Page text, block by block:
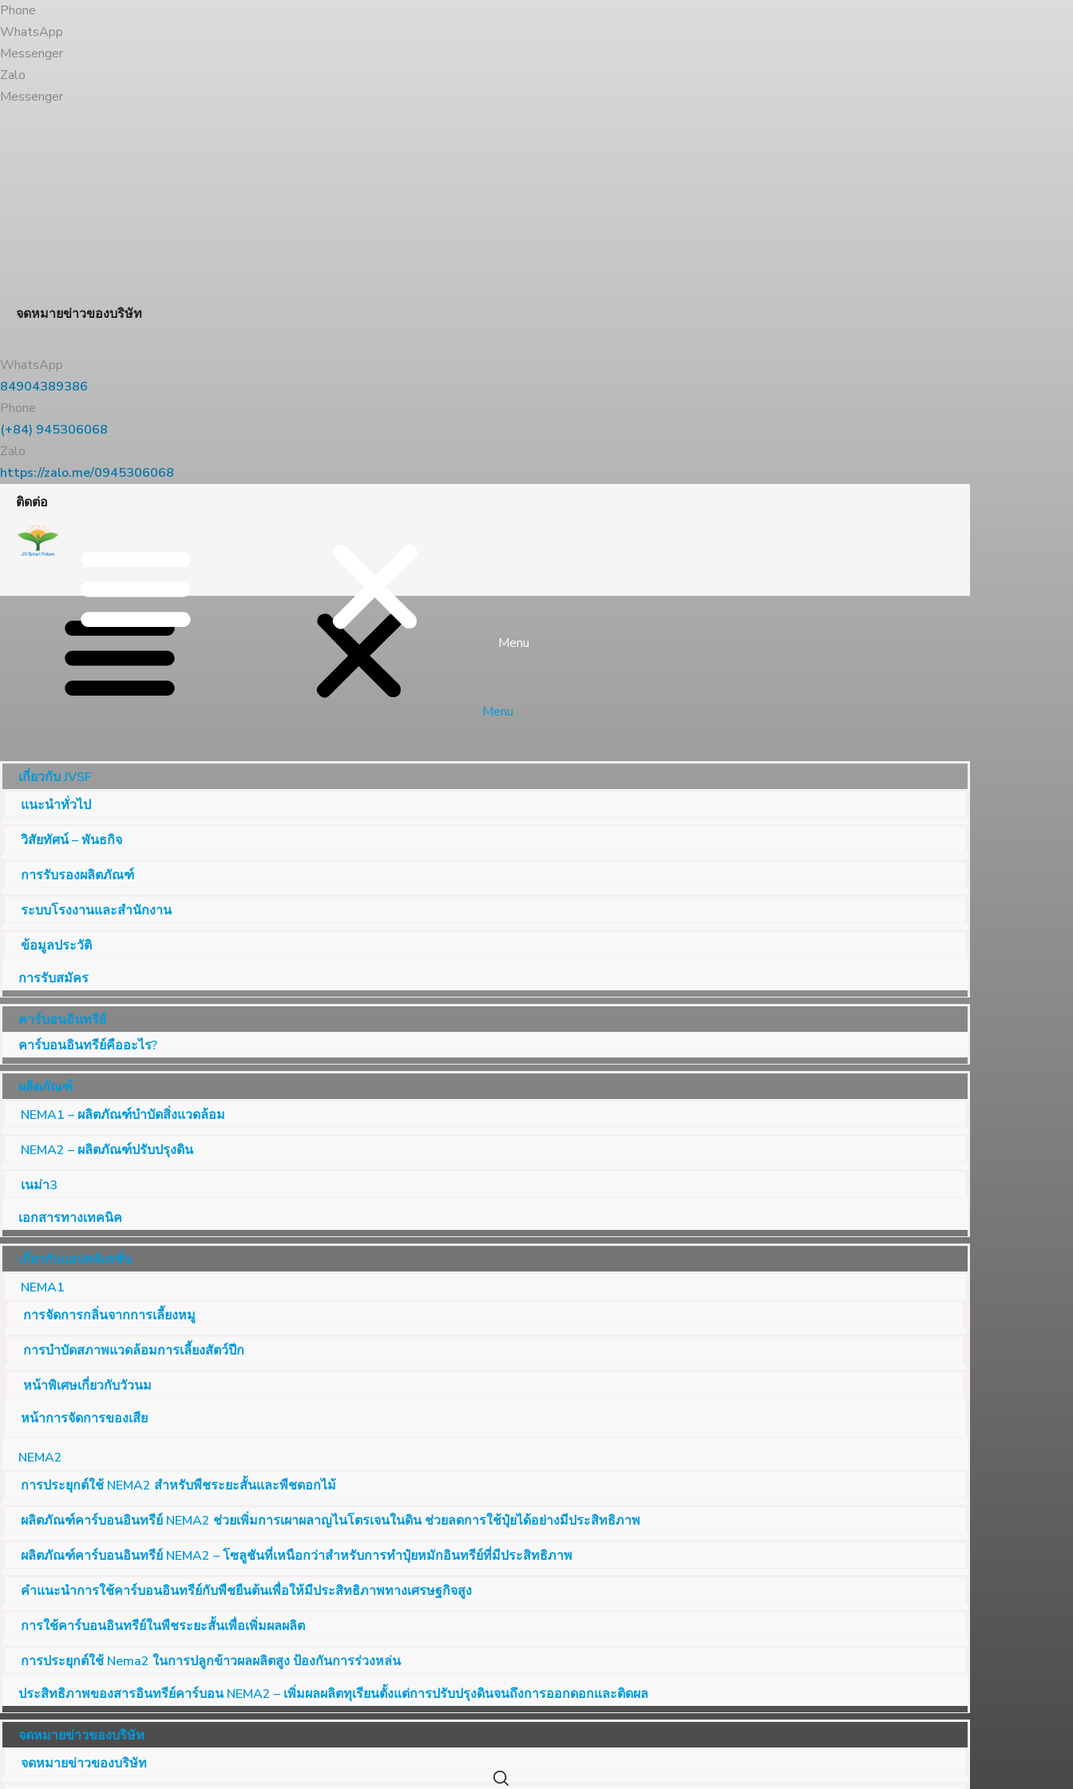
จดหมายข่าวของบริษัท
ติดต่อ
Menu
Phone
WhatsApp
Messenger
Zalo
Messenger
WhatsApp
84904389386
Phone
(+84) 945306068
Zalo
https://zalo.me/0945306068
Menu
เกี่ยวกับ JVSF
แนะนำทั่วไป
วิสัยทัศน์ – พันธกิจ
การรับรองผลิตภัณฑ์
ระบบโรงงานและสำนักงาน
ข้อมูลประวัติ
การรับสมัคร
คาร์บอนอินทรีย์
คาร์บอนอินทรีย์คืออะไร?
ผลิตภัณฑ์
NEMA1 – ผลิตภัณฑ์บำบัดสิ่งแวดล้อม
NEMA2 – ผลิตภัณฑ์ปรับปรุงดิน
เนม่า3
เอกสารทางเทคนิค
เกี่ยวกับแอปพลิเคชั่น
NEMA1
การจัดการกลิ่นจากการเลี้ยงหมู
การบำบัดสภาพแวดล้อมการเลี้ยงสัตว์ปีก
หน้าพิเศษเกี่ยวกับวัวนม
หน้าการจัดการของเสีย
NEMA2
การประยุกต์ใช้ NEMA2 สำหรับพืชระยะสั้นและพืชดอกไม้
ผลิตภัณฑ์คาร์บอนอินทรีย์ NEMA2 ช่วยเพิ่มการเผาผลาญไนโตรเจนในดิน ช่วยลดการใช้ปุ๋ยได้อย่างมีประสิทธิภาพ
ผลิตภัณฑ์คาร์บอนอินทรีย์ NEMA2 – โซลูชันที่เหนือกว่าสำหรับการทำปุ๋ยหมักอินทรีย์ที่มีประสิทธิภาพ
คำแนะนำการใช้คาร์บอนอินทรีย์กับพืชยืนต้นเพื่อให้มีประสิทธิภาพทางเศรษฐกิจสูง
การใช้คาร์บอนอินทรีย์ในพืชระยะสั้นเพื่อเพิ่มผลผลิต
การประยุกต์ใช้ Nema2 ในการปลูกข้าวผลผลิตสูง ป้องกันการร่วงหล่น
ประสิทธิภาพของสารอินทรีย์คาร์บอน NEMA2 – เพิ่มผลผลิตทุเรียนตั้งแต่การปรับปรุงดินจนถึงการออกดอกและติดผล
จดหมายข่าวของบริษัท
จดหมายข่าวของบริษัท